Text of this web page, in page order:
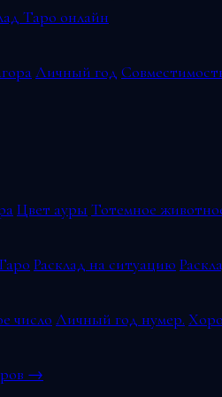
Таро онлайн
Личный год
Цвет ауры Тотемное
Расклад на ситуацию
число Личный год нумер.
→